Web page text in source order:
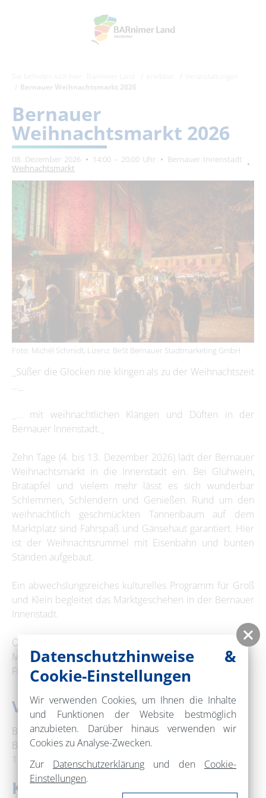
Bernauer Weihnachtsmarkt 2026
Bernauer
Weihnachtsmarkt 2026
08. Dezember 2026 14:00 – 20:00 Uhr
Bernauer Innenstadt
Weihnachtsmarkt
Foto: Michél Schmidt, Lizenz: BeSt Bernauer Stadtmarketing GmbH
_Süßer die Glocken nie klingen als zu der Weihnachtszeit
..._
_... mit weihnachtlichen Klängen und Düften in der
Bernauer Innenstadt._
Zehn Tage (4. bis 13. Dezember 2026) lädt der Bernauer
Weihnachtsmarkt in die Innenstadt ein. Bei Glühwein,
Bratapfel und vielem mehr lässt es sich wunderbar
Schlemmen, Schlendern und Genießen. Rund um den
weihnachtlich geschmückten Tannenbaum auf dem
Marktplatz sind Fahrspaß und Gänsehaut garantiert. Hier
ist der Weihnachtsrummel mit Eisenbahn und bunten
Ständen aufgebaut.
Ein abwechslungsreiches kulturelles Programm für Groß
und Klein begleitet das Marktgeschehen in der Bernauer
Innenstadt.
Öffnungszeiten:
Montag bis Donnerstag, Sonntag: 14 bis 20 Uhr
Freitag und Samstag: 14 bis 21 Uhr
Veranstaltungsort
Bernauer Innenstadt
Bürgermeisterstraße
16321 Bernau bei Berlin
Kontakt
Datenschutzhinweise &
Cookie-Einstellungen
Wir verwenden Cookies, um Ihnen die Inhalte
und Funktionen der Website bestmöglich
anzubieten. Darüber hinaus verwenden wir
Cookies zu Analyse-Zwecken.
Zur Datenschutzerklärung und den Cookie-
Einstellungen.